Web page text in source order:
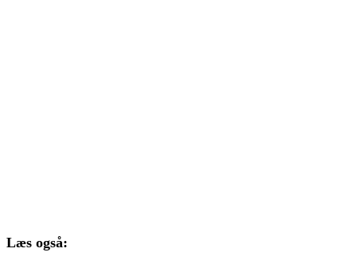
Læs også: